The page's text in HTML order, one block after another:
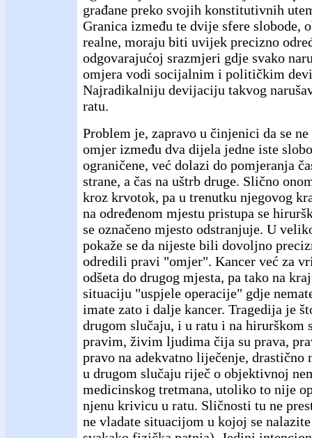
građane preko svojih konstitutivnih
Granica između te dvije sfere slobode,
realne, moraju biti uvijek precizno
odgovarajućoj srazmjeri gdje svako
omjera vodi socijalnim i političkim
Najradikalniju devijaciju takvog
ratu.
Problem je, zapravo u činjenici da se
omjer između dva dijela jedne iste
ograničene, već dolazi do pomjeranja
strane, a čas na uštrb druge. Slično
kroz krvotok, pa u trenutku njegovog
na određenom mjestu pristupa se
se označeno mjesto odstranjuje. U
pokaže se da nijeste bili dovoljno
odredili pravi "omjer". Kancer već za
odšeta do drugog mjesta, pa tako na
situaciju "uspjele operacije" gdje
imate zato i dalje kancer. Tragedija je
drugom slučaju, i u ratu i na hirurškom
pravim, živim ljudima čija su prava,
pravo na adekvatno liječenje, drastično
u drugom slučaju riječ o objektivnoj
medicinskog tretmana, utoliko to nije
njenu krivicu u ratu. Sličnosti tu ne
ne vladate situacijom u kojoj se